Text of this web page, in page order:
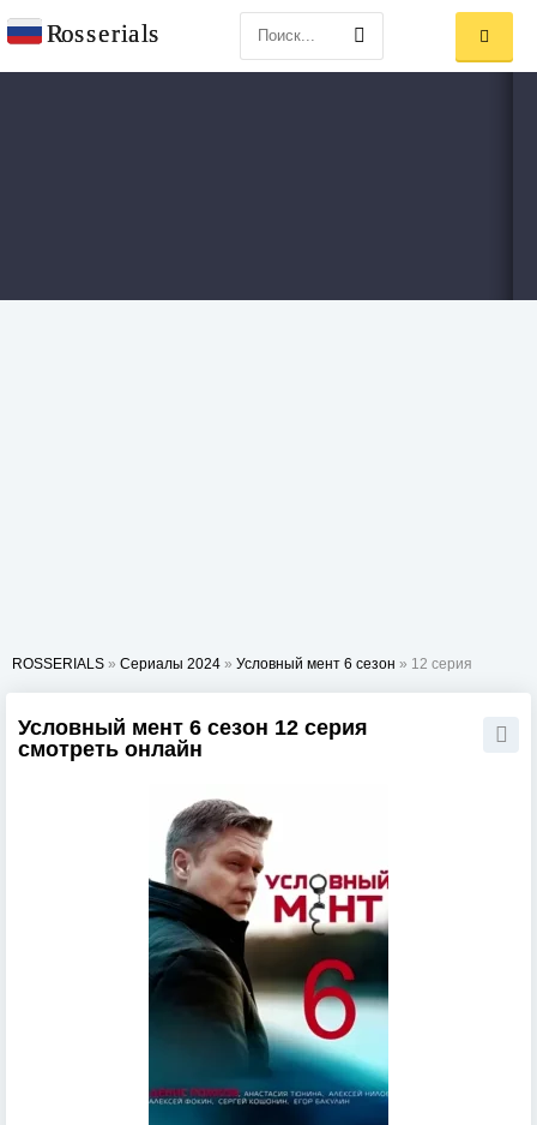
ROSSERIALS » Сериалы 2024 » Условный мент 6 сезон » 12 серия
Условный мент 6 сезон 12 серия
смотреть онлайн